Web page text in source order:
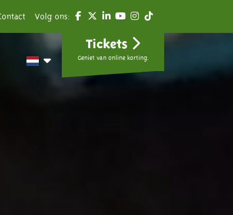
Volg ons:
Tickets
Geniet van online korting.